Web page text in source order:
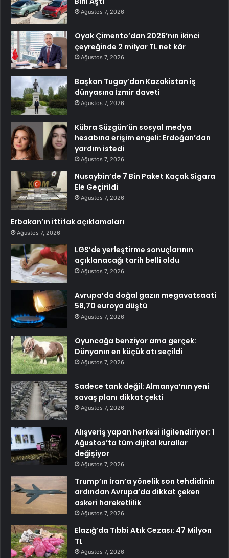
Ağustos 7, 2026
Oyak Çimento’dan 2026’nın ikinci
çeyreğinde 2 milyar TL net kâr
Ağustos 7, 2026
Başkan Tugay’dan Kazakistan iş
dünyasına İzmir daveti
Ağustos 7, 2026
Kübra Süzgün’ün sosyal medya
hesabına erişim engeli: Erdoğan’dan
yardım istedi
Ağustos 7, 2026
Nusaybin’de 7 Bin Paket Kaçak Sigara
Ele Geçirildi
Ağustos 7, 2026
Erbakan’ın ittifak açıklamaları
Ağustos 7, 2026
LGS’de yerleştirme sonuçlarının
açıklanacağı tarih belli oldu
Ağustos 7, 2026
Avrupa’da doğal gazın megavatsaati
58,70 euroya düştü
Ağustos 7, 2026
Oyuncağa benziyor ama gerçek:
Dünyanın en küçük atı seçildi
Ağustos 7, 2026
Sadece tank değil: Almanya’nın yeni
savaş planı dikkat çekti
Ağustos 7, 2026
Alışveriş yapan herkesi ilgilendiriyor: 1
Ağustos’ta tüm dijital kurallar
değişiyor
Ağustos 7, 2026
Trump’ın İran’a yönelik son tehdidinin
ardından Avrupa’da dikkat çeken
askeri hareketlilik
Ağustos 7, 2026
Elazığ’da Tıbbi Atık Cezası: 47 Milyon
TL
Ağustos 7, 2026